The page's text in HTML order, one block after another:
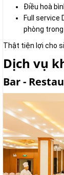
Điều hoà
Full service
phòng
Thật tiện lợi cho
Dịch vụ
Bar -